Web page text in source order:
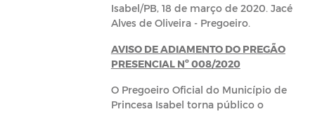
Isabel/PB, 18 de março de 2020. Jacé
Alves de Oliveira - Pregoeiro.
AVISO DE ADIAMENTO DO PREGÃO
PRESENCIAL Nº 008/2020
O Pregoeiro Oficial do Município de
Princesa Isabel torna público o